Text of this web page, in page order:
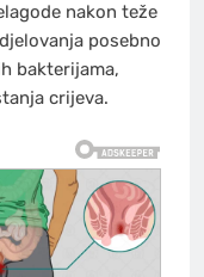
nakon teže
posebno
bakterijama,
crijeva.